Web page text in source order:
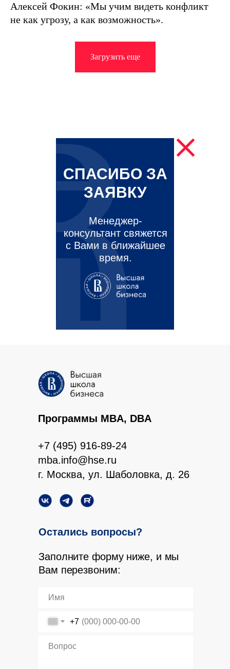
Алексей Фокин: «Мы учим видеть конфликт
не как угрозу, а как возможность».
Загрузить еще
Менеджер-
консультант свяжется
с Вами в ближайшее
время.
СПАСИБО ЗА
ЗАЯВКУ
+7 (495) 916-89-24
Программы MBA, DBA
Заполните форму ниже, и мы
Вам перезвоним:
Остались вопросы?
+7
mba.info@hse.ru
г. Москва, ул. Шаболовка, д. 26